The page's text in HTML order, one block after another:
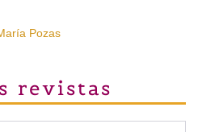
Pozas
revistas